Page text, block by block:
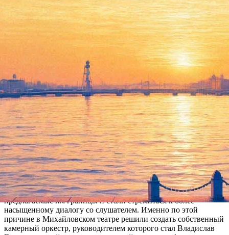
21 марта 2014, 16:35 Версия для печати
Михайловский театр за годы руководства Владимира Кехмана
стал одной из основных классических площадок Петербурга,
способной удивить и покорить не только капризных
меломанов Северной столицы, но и придирчивых московских
профи. Примером тому – обильное номинирование
спектаклей и артистов театра на нынешнюю «Золотую
маску». Ахиллесовой пятой Михайловского является крайняя
ограниченность в площади: сцена всего одна и этот факт не
позволяет существенно расширить репертуар.
В то же время музыканты оркестра Михайловского театра,
управляемые Михаилом Татарниковым, явно «переросли»
предлагаемые им границы и стали стремиться к более
насыщенному диалогу со слушателем. Именно по этой
причине в Михайловском театре решили создать собственный
камерный оркестр, руководителем которого стал Владислав